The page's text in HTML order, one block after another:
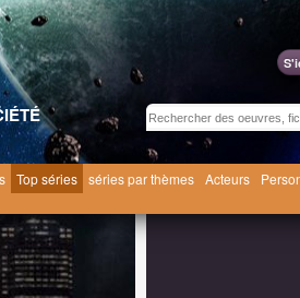
Top séries séries par thèmes Acteurs
du trailer débarque à Hell's Kitchen